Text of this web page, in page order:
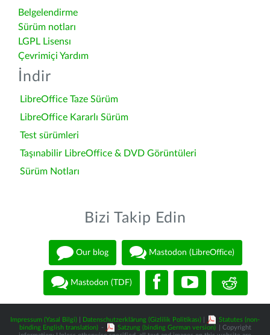
Belgelendirme
Sürüm notları
LGPL Lisensı
Çevrimiçi Yardım
İndir
LibreOffice Taze Sürüm
LibreOffice Kararlı Sürüm
Test sürümleri
Taşınabilir LibreOffice & DVD Görüntüleri
Sürüm Notları
Bizi Takip Edin
Our blog Mastodon (LibreOffice)
Mastodon (TDF)
Impressum (Yasal Bilgi) Datenschutzerklärung (Gizlilik Politikası)
Statutes (non-
binding English translation) - Satzung (binding German version)
| Copyright